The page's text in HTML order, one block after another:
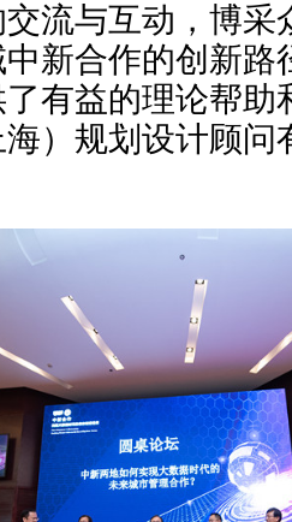
流与互动，博采
新合作的创新路
有益的理论帮助
）规划设计顾问